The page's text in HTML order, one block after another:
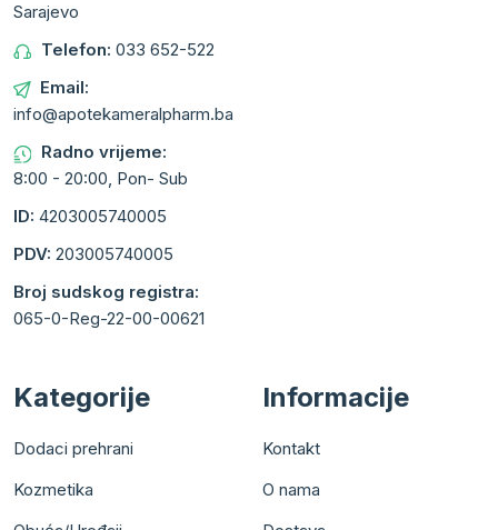
Sarajevo
Telefon: 033 652-522
Email:
info@apotekameralpharm.ba
Radno vrijeme:
8:00 - 20:00, Pon- Sub
ID: 4203005740005
PDV: 203005740005
Broj sudskog registra:
065-0-Reg-22-00-00621
Kategorije
Dodaci prehrani
Kozmetika
Informacije
Kontakt
O nama